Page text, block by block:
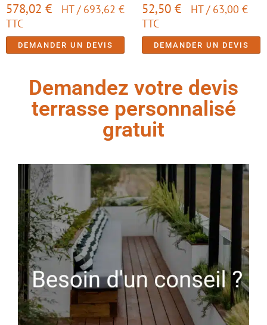
578,02 € HT / 693,62 €
TTC
DEMANDER UN DEVIS
52,50 € HT / 63,00 €
TTC
DEMANDER UN DEVIS
Demandez votre devis
terrasse personnalisé
gratuit